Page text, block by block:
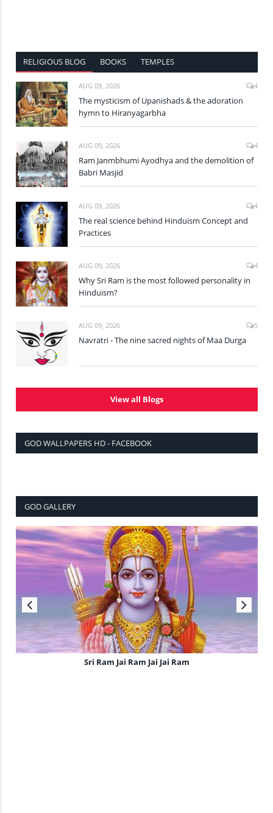
RELIGIOUS BLOG BOOKS TEMPLES
AUG 09, 2026 4
The mysticism of Upanishads & the adoration
hymn to Hiranyagarbha
AUG 09, 2026 4
Ram Janmbhumi Ayodhya and the demolition of
Babri Masjid
AUG 09, 2026 4
The real science behind Hinduism Concept and
Practices
AUG 09, 2026 4
Why Sri Ram is the most followed personality in
Hinduism?
AUG 09, 2026 5
Navratri - The nine sacred nights of Maa Durga
View all Blogs
GOD WALLPAPERS HD - FACEBOOK
GOD GALLERY
Sri Ram Jai Ram Jai Jai Ram